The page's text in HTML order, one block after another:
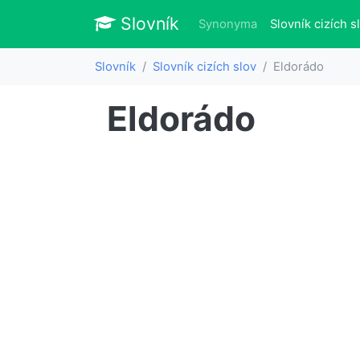
Slovník Slovník
Synonyma Slovník cizích
Slovník Slovník cizích slov Eldorádo
Eldorádo